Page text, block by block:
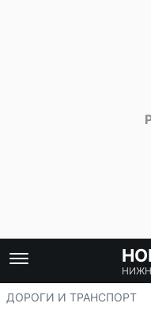
ДОРОГИ И ТРАНСПОРТ